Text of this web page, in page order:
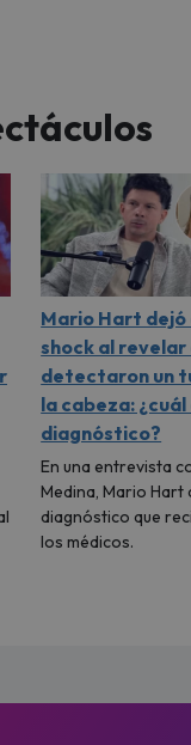
Mario Hart dejó
shock al revelar
detectaron un
la cabeza: ¿cuál
diagnóstico?
En una entrevista
Medina, Mario Hart
diagnóstico que
los médicos.